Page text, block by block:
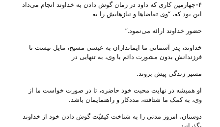
۴-چهارمین کاری که داود در زمان گوش دادن به خداوند انجام می‌‌داد
این بود که، “وی تقاضاها و نیاز‌هایش را به
حضور خداوند ارائه می‌‌نمود.”
خداوند، پدر آسمانی ما ایمانداران به عیسی مسیح، مایل نیست تا
فرزندانش بدون مشورت دائم با وی، به تنهایی در
مسیر زندگی پیش بروند.
او همیشه در نهایت محبت خود حاضره، تا در صورت خواست ما از
وی، به کمک ما شتافته، مددکار و راهنمایمان باشد.
دوستان، امروز مدتی را به شناخت کیفیّت گوش دادن خود از خداوند